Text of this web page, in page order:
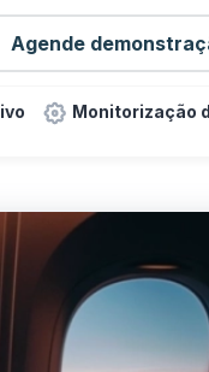
Agende
Monitorização